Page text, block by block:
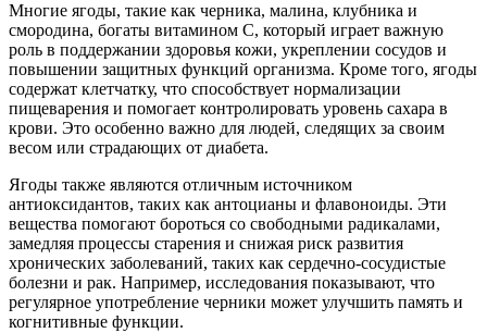
Многие ягоды, такие как черника, малина, клубника и
смородина, богаты витамином C, который играет важную
роль в поддержании здоровья кожи, укреплении сосудов и
повышении защитных функций организма. Кроме того, ягоды
содержат клетчатку, что способствует нормализации
пищеварения и помогает контролировать уровень сахара в
крови. Это особенно важно для людей, следящих за своим
весом или страдающих от диабета.
Ягоды также являются отличным источником
антиоксидантов, таких как антоцианы и флавоноиды. Эти
вещества помогают бороться со свободными радикалами,
замедляя процессы старения и снижая риск развития
хронических заболеваний, таких как сердечно-сосудистые
болезни и рак. Например, исследования показывают, что
регулярное употребление черники может улучшить память и
когнитивные функции.